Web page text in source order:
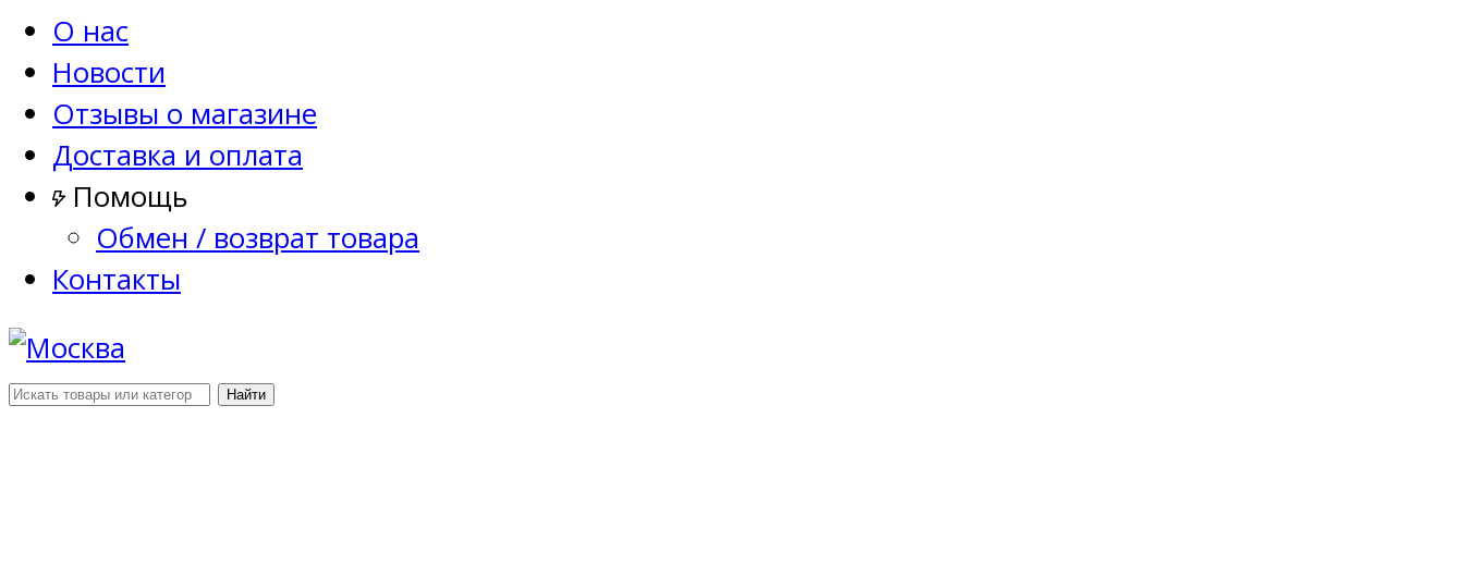
О нас
Новости
Отзывы о магазине
Доставка и оплата
Помощь
Обмен / возврат товара
Контакты
Найти